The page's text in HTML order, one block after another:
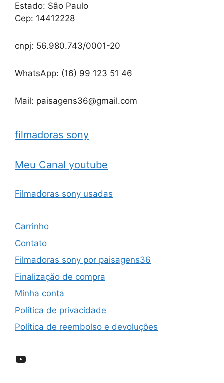
Estado: São Paulo
Cep: 14412228
cnpj: 56.980.743/0001-20
WhatsApp: (16) 99 123 51 46
Mail: paisagens36@gmail.com
filmadoras sony
Meu Canal youtube
Filmadoras sony usadas
Carrinho
Contato
Filmadoras sony por paisagens36
Finalização de compra
Minha conta
Política de privacidade
Política de reembolso e devoluções
YouTube